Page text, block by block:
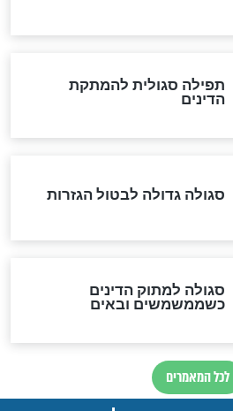
לחשב את הקץ?
בימות המשיח?